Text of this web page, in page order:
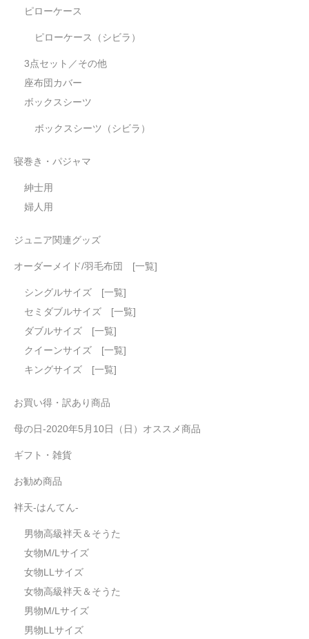
ピローケース
ピローケース（シビラ）
3点セット／その他
座布団カバー
ボックスシーツ
ボックスシーツ（シビラ）
寝巻き・パジャマ
紳士用
婦人用
ジュニア関連グッズ
オーダーメイド/羽毛布団 [一覧]
シングルサイズ [一覧]
セミダブルサイズ [一覧]
ダブルサイズ [一覧]
クイーンサイズ [一覧]
キングサイズ [一覧]
お買い得・訳あり商品
母の日-2020年5月10日（日）オススメ商品
ギフト・雑貨
お勧め商品
袢天-はんてん-
男物高級袢天＆そうた
女物M/Lサイズ
女物LLサイズ
女物高級袢天＆そうた
男物M/Lサイズ
男物LLサイズ